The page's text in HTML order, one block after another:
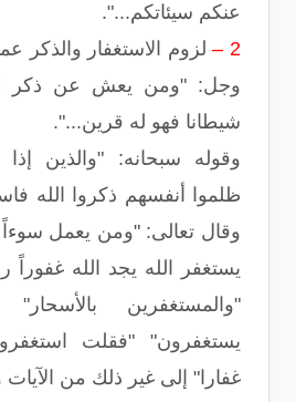
عنكم سيئاتكم...".
2 –
لزوم الاستغفار والذكر
وجل: "ومن يعش عن ذكر
شيطانا فهو له قرين...".
وقوله سبحانه: "والذين
ظلموا أنفسهم ذكروا الله
وقال تعالى: "ومن يعمل
يستغفر الله يجد الله غفوراً
"والمستغفرين
يستغفرون" "فقلت
غفارا" إلى غير ذلك من الآيات